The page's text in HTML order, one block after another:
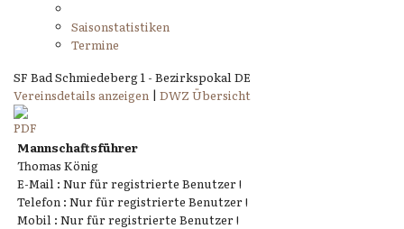
Saisonstatistiken
Termine
SF Bad Schmiedeberg 1 - Bezirkspokal DE
Vereinsdetails anzeigen | DWZ Übersicht
Mannschaftsführer
Thomas König
E-Mail : Nur für registrierte Benutzer !
Telefon : Nur für registrierte Benutzer !
Mobil : Nur für registrierte Benutzer !